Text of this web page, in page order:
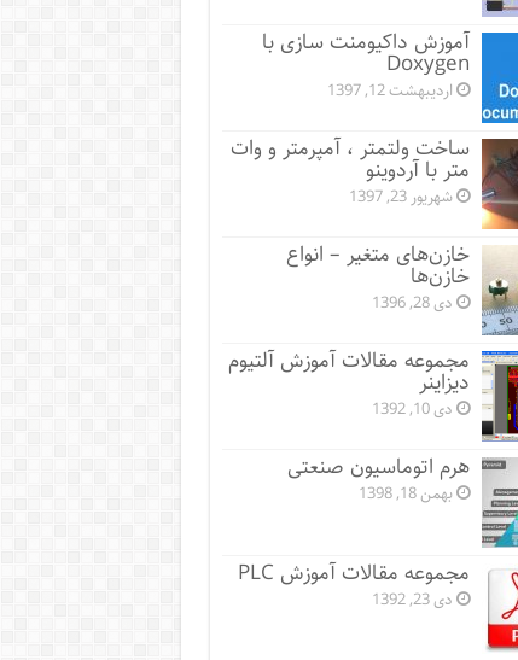
آموزش داکیومنت سازی با
Doxygen
اردیبهشت 12, 1397
ساخت ولتمتر ، آمپرمتر و وات
متر با آردوینو
شهریور 23, 1397
خازن‌های متغیر – انواع
خازن‌ها
دی 28, 1396
مجموعه مقالات آموزش آلتیوم
دیزاینر
دی 10, 1392
هرم اتوماسیون صنعتی
بهمن 18, 1398
مجموعه مقالات آموزش PLC
دی 23, 1392